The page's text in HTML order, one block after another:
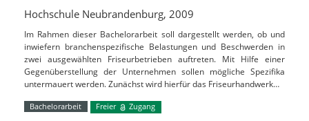
Hochschule Neubrandenburg, 2009
Im Rahmen dieser Bachelorarbeit soll dargestellt werden, ob und
inwiefern branchenspezifische Belastungen und Beschwerden in
zwei ausgewählten Friseurbetrieben auftreten. Mit Hilfe einer
Gegenüberstellung der Unternehmen sollen mögliche Spezifika
untermauert werden. Zunächst wird hierfür das Friseurhandwerk…
Bachelorarbeit Freier Zugang